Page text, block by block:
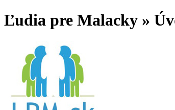
Ľudia pre Malacky »